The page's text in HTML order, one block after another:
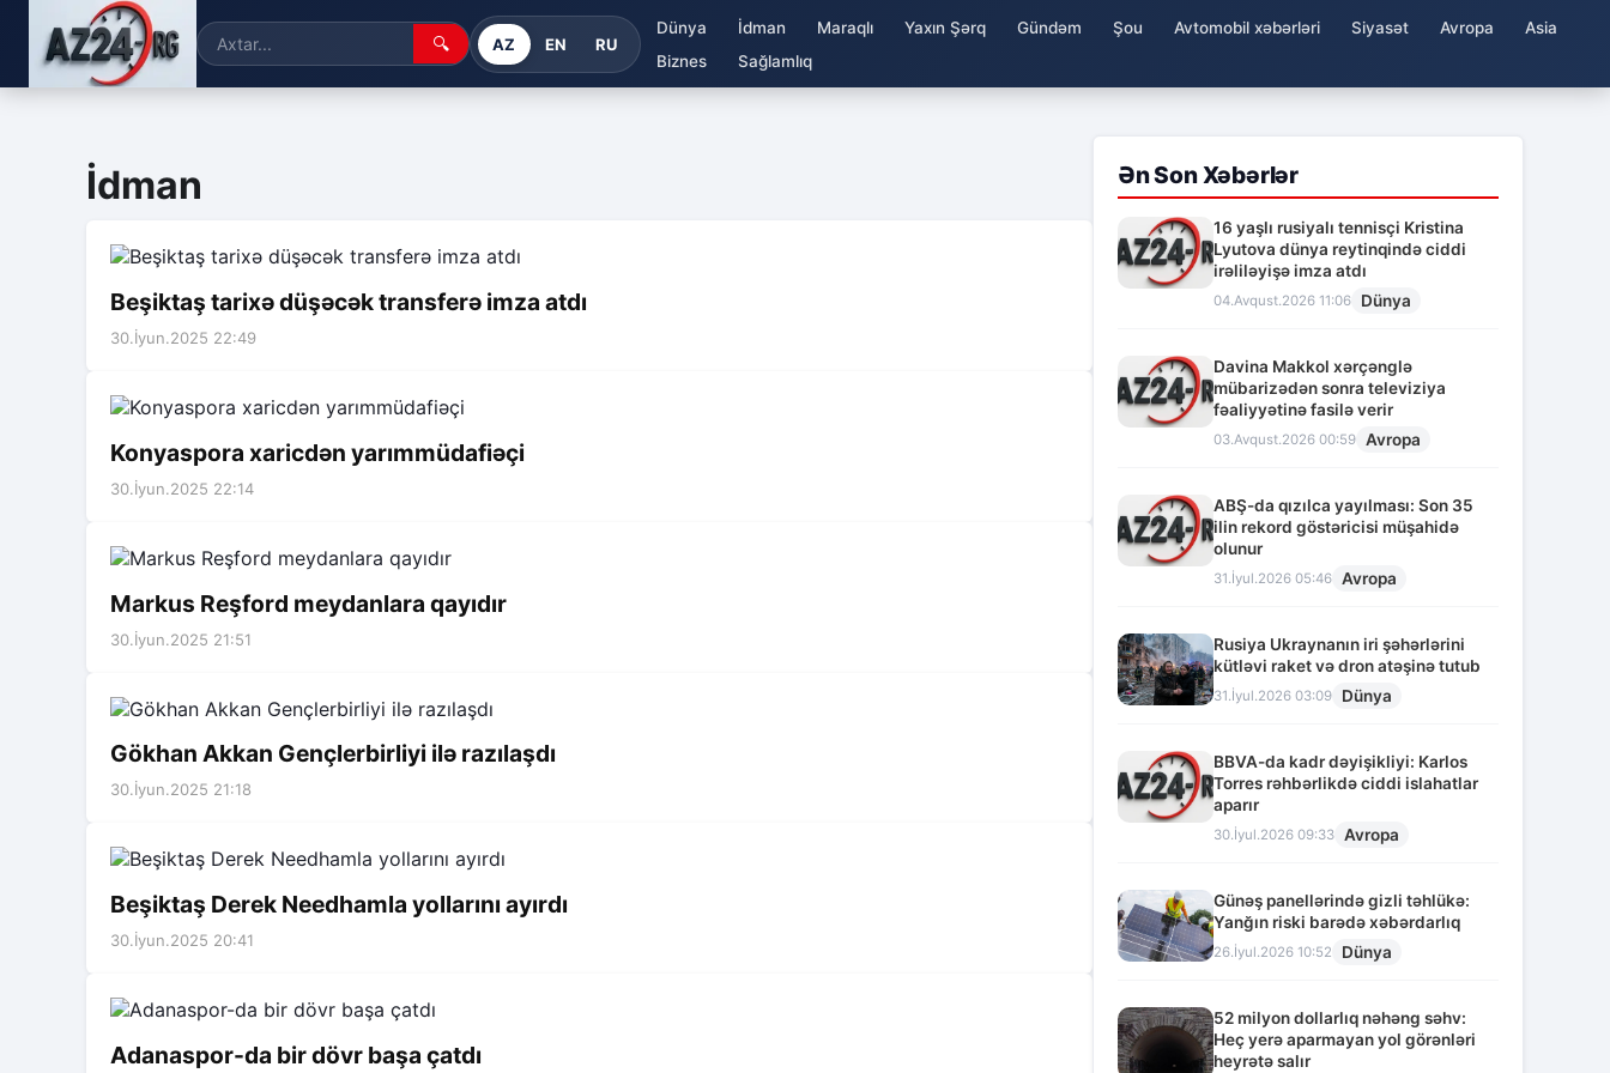
🔍 AZ EN RU
Dünya İdman Maraqlı Yaxın Şərq Gündəm Şou Avtomobil xəbərləri Siyasət Avropa
Asia
Biznes
Sağlamlıq
İdman
Beşiktaş tarixə düşəcək transferə imza atdı
30.İyun.2025 22:49
Konyaspora xaricdən yarımmüdafiəçi
30.İyun.2025 22:14
Markus Reşford meydanlara qayıdır
30.İyun.2025 21:51
Gökhan Akkan Gençlerbirliyi ilə razılaşdı
30.İyun.2025 21:18
Beşiktaş Derek Needhamla yollarını ayırdı
30.İyun.2025 20:41
Adanaspor-da bir dövr başa çatdı
Ən Son Xəbərlər
16 yaşlı rusiyalı tennisçi Kristina
Lyutova dünya reytinqində ciddi
irəliləyişə imza atdı
04.Avqust.2026 11:06 Dünya
Davina Makkol xərçənglə
mübarizədən sonra televiziya
fəaliyyətinə fasilə verir
03.Avqust.2026 00:59 Avropa
ABŞ-da qızılca yayılması: Son 35
ilin rekord göstəricisi müşahidə
olunur
31.İyul.2026 05:46 Avropa
Rusiya Ukraynanın iri şəhərlərini
kütləvi raket və dron atəşinə tutub
31.İyul.2026 03:09 Dünya
BBVA-da kadr dəyişikliyi: Karlos
Torres rəhbərlikdə ciddi islahatlar
aparır
30.İyul.2026 09:33 Avropa
Günəş panellərində gizli təhlükə:
Yanğın riski barədə xəbərdarlıq
26.İyul.2026 10:52 Dünya
52 milyon dollarlıq nəhəng səhv:
Heç yerə aparmayan yol görənləri
heyrətə salır